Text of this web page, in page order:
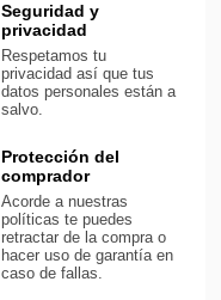
Seguridad y
privacidad
Respetamos tu
privacidad así que tus
datos personales están a
salvo.
Protección del
comprador
Acorde a nuestras
políticas te puedes
retractar de la compra o
hacer uso de garantía en
caso de fallas.